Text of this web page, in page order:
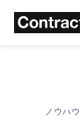
ノウハウ